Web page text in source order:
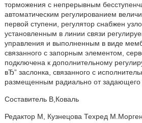
торможения с непрерывным
автоматическим регулированием
первой ступени, регулятор снабжен
установленным в линии связи
управления и выполненным в виде
связанного с запорным элементом,
подключена к дополнительному
вЂ” заслонка, связанного с
размещенным радиально от задающего
Составитель В,Коваль
Редактор М, Кузнецова Техред